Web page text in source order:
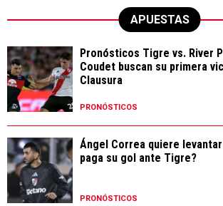
APUESTAS
Pronósticos Tigre vs. River
Coudet buscan su primera
Clausura
PRONÓSTICOS
Ángel Correa quiere
paga su gol ante Tigre?
PRONÓSTICOS